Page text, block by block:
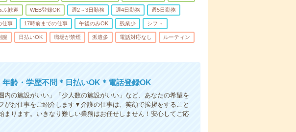
ふ歓迎 WEB登録OK 週2～3日勤務 週4日勤務 週5日勤務
仕事 17時前までの仕事 午後のみOK 残業少 シフト
服 日払いOK 職場が禁煙 派遣多 電話対応なし ルーティン
年齢・学歴不問＊日払いOK＊電話登録OK
の施設がいい」「少人数の施設がいい」など、あなたの希望を
がお仕事をご紹介します▼介護の仕事は、笑顔で挨拶をすること
まります。いきなり難しい業務はお任せしません！安心してご応